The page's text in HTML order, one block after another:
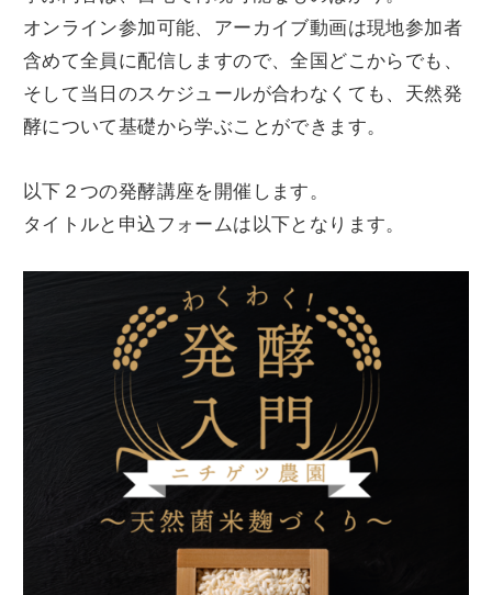
オンライン参加可能、アーカイブ動画は現地参加者
含めて全員に配信しますので、全国どこからでも、
そして当日のスケジュールが合わなくても、天然発
酵について基礎から学ぶことができます。
以下２つの発酵講座を開催します。
タイトルと申込フォームは以下となります。